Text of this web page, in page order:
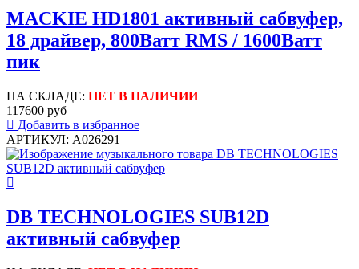
MACKIE HD1801 активный сабвуфер,
18 драйвер, 800Ватт RMS / 1600Ватт
пик
НА СКЛАДЕ: НЕТ В НАЛИЧИИ
117600 руб
Добавить в избранное
АРТИКУЛ: A026291
DB TECHNOLOGIES SUB12D
активный сабвуфер